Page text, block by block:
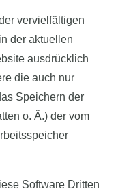
vervielfältigen
der aktuellen
ausdrücklich
die auch nur
Speichern der
o. Ä.) der vom
Software Dritten